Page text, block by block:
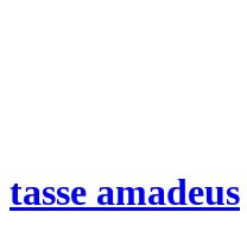
tasse amadeus